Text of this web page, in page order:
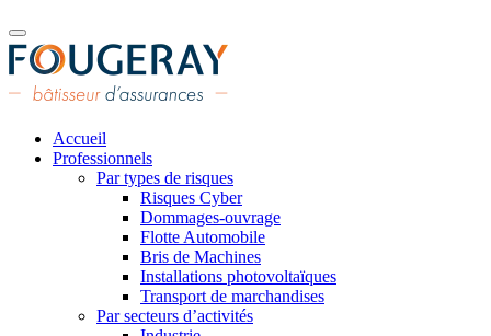
Accueil
Professionnels
Par types de risques
Risques Cyber
Dommages-ouvrage
Flotte Automobile
Bris de Machines
Installations photovoltaïques
Transport de marchandises
Par secteurs d’activités